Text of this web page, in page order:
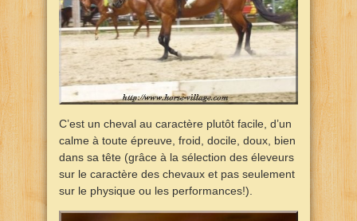
C’est un cheval au caractère plutôt facile, d’un
calme à toute épreuve, froid, docile, doux, bien
dans sa tête (grâce à la sélection des éleveurs
sur le caractère des chevaux et pas seulement
sur le physique ou les performances!).